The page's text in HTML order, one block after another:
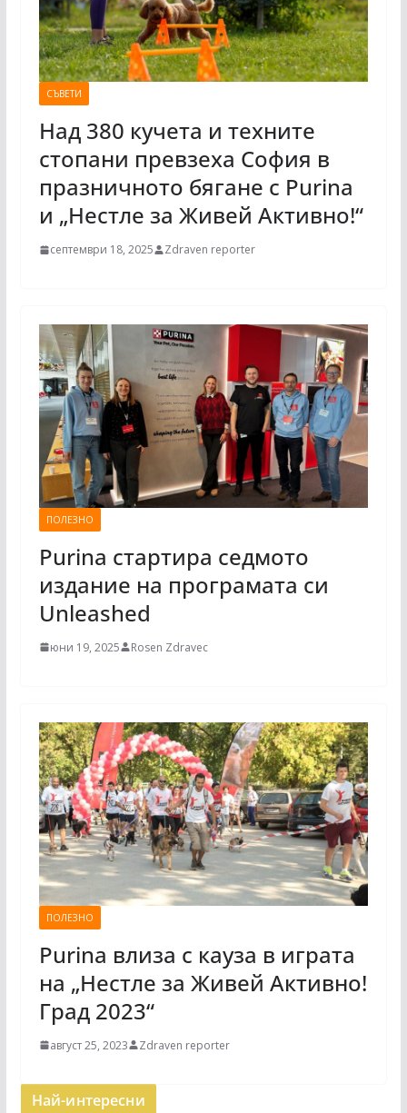
СЪВЕТИ
Над 380 кучета и техните
стопани превзеха София в
празничното бягане с Purina
и „Нестле за Живей Активно!“
септември 18, 2025 Zdraven reporter
ПОЛЕЗНО
Purina стартира седмото
издание на програмата си
Unleashed
юни 19, 2025 Rosen Zdravec
ПОЛЕЗНО
Purina влиза с кауза в играта
на „Нестле за Живей Активно!
Град 2023“
август 25, 2023 Zdraven reporter
Най-интересни